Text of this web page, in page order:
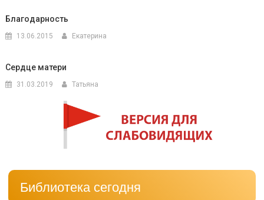
Благодарность
13.06.2015 Екатерина
Сердце матери
31.03.2019 Татьяна
Библиотека сегодня